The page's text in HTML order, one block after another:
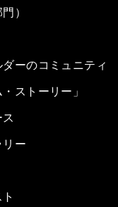
）
ーのコミュニティ
ストーリー」
リー